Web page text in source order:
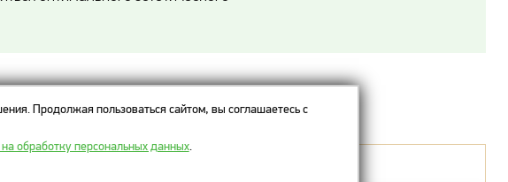
Lips Contour
Продолжая пользоваться сайтом, вы соглашаетесь с
обработку персональных данных.